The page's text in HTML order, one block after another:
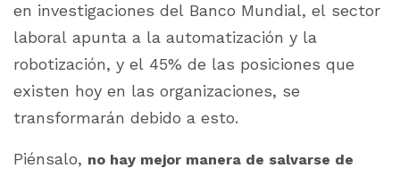
en investigaciones del Banco Mundial, el sector
laboral apunta a la automatización y la
robotización, y el 45% de las posiciones que
existen hoy en las organizaciones, se
transformarán debido a esto.
Piénsalo, no hay mejor manera de salvarse de